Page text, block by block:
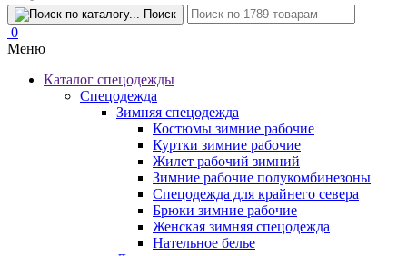
Поиск
0
Меню
Каталог спецодежды
Спецодежда
Зимняя спецодежда
Костюмы зимние рабочие
Куртки зимние рабочие
Жилет рабочий зимний
Зимние рабочие полукомбинезоны
Спецодежда для крайнего севера
Брюки зимние рабочие
Женская зимняя спецодежда
Нательное белье